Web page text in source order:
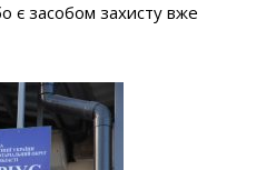
засобом захисту вже